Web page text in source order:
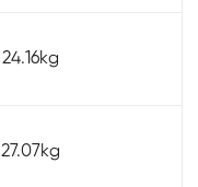
24.16kg
27.07kg